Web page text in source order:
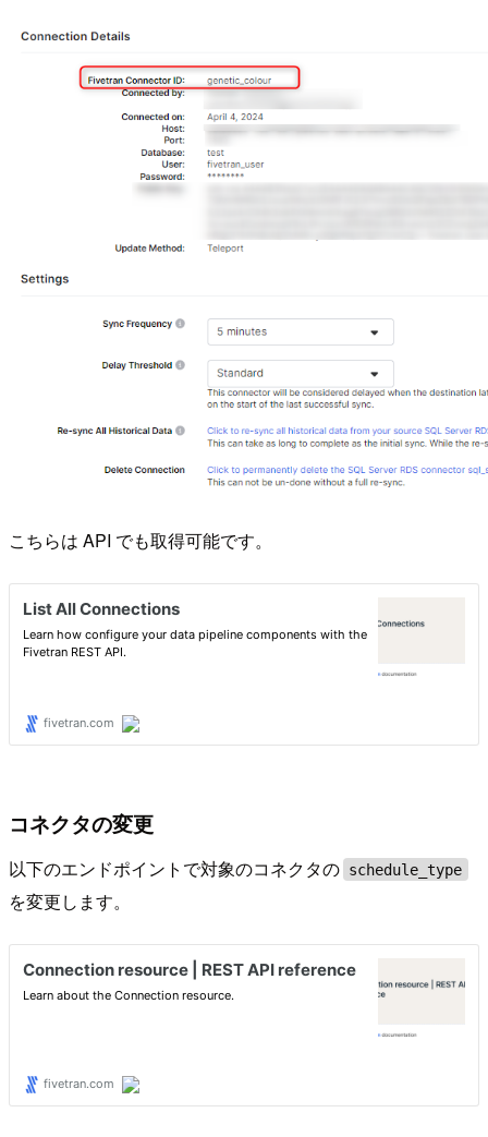
こちらは API でも取得可能です。
コネクタの変更
以下のエンドポイントで対象のコネクタの schedule_type
を変更します。